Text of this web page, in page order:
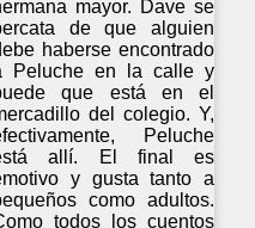
mayor. Dave se
de que alguien
haberse encontrado
Peluche en la calle y
que está en el
del colegio. Y,
Peluche
allí. El final es
y gusta tanto a
como adultos.
todos los cuentos